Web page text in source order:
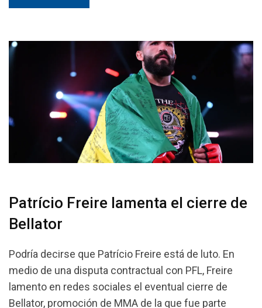
Patrício Freire lamenta el cierre de
Bellator
Podría decirse que Patrício Freire está de luto. En
medio de una disputa contractual con PFL, Freire
lamento en redes sociales el eventual cierre de
Bellator, promoción de MMA de la que fue parte